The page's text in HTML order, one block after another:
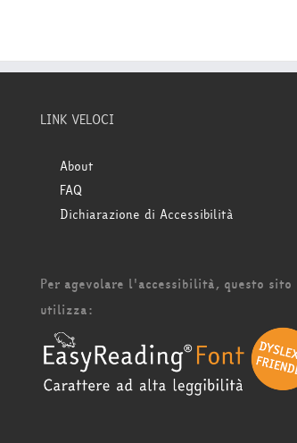
LINK VELOCI
About
FAQ
Dichiarazione di Accessibilità
Per agevolare l'accessibilità, questo sito
utilizza: